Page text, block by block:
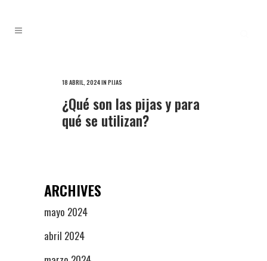
18 ABRIL, 2024IN PIJAS
¿Qué son las pijas y para
qué se utilizan?
ARCHIVES
mayo 2024
abril 2024